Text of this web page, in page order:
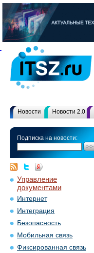
Новости Новости 2.0
Подписка на новости:
Управление
документами
Интернет
Интеграция
Безопасность
Мобильная связь
Фиксированная связь